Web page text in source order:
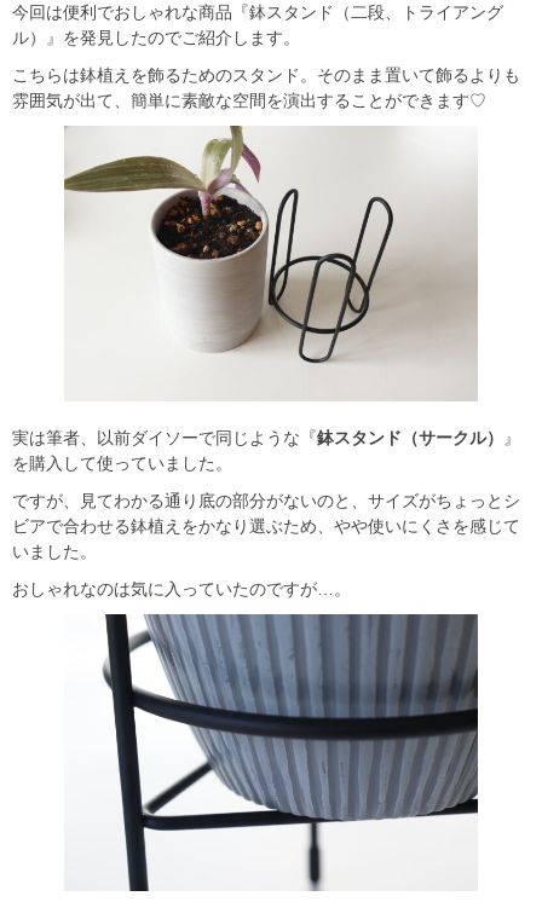
今回は便利でおしゃれな商品『鉢スタンド（二段、トライアング
ル）』を発見したのでご紹介します。
こちらは鉢植えを飾るためのスタンド。そのまま置いて飾るよりも
雰囲気が出て、簡単に素敵な空間を演出することができます♡
実は筆者、以前ダイソーで同じような『鉢スタンド（サークル）
』
を購入して使っていました。
ですが、見てわかる通り底の部分がないのと、サイズがちょっとシ
ビアで合わせる鉢植えをかなり選ぶため、やや使いにくさを感じて
いました。
おしゃれなのは気に入っていたのですが…。